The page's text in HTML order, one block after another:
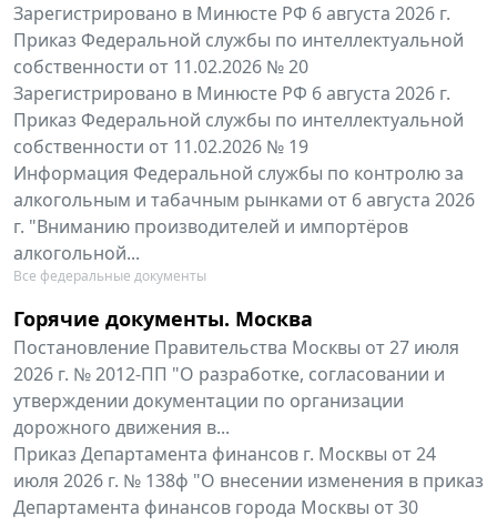
Зарегистрировано в Минюсте РФ 6 августа 2026 г.
Приказ Федеральной службы по интеллектуальной
собственности от 11.02.2026 № 20
Зарегистрировано в Минюсте РФ 6 августа 2026 г.
Приказ Федеральной службы по интеллектуальной
собственности от 11.02.2026 № 19
Информация Федеральной службы по контролю за
алкогольным и табачным рынками от 6 августа 2026
г. "Вниманию производителей и импортёров
алкогольной...
Все федеральные документы
Горячие документы. Москва
Постановление Правительства Москвы от 27 июля
2026 г. № 2012-ПП "О разработке, согласовании и
утверждении документации по организации
дорожного движения в...
Приказ Департамента финансов г. Москвы от 24
июля 2026 г. № 138ф "О внесении изменения в приказ
Департамента финансов города Москвы от 30